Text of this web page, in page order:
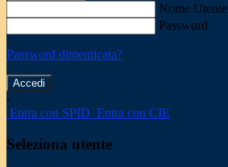
Nome Utente
Password
Password dimenticata?
-
Entra con SPID Entra con CIE
Seleziona utente